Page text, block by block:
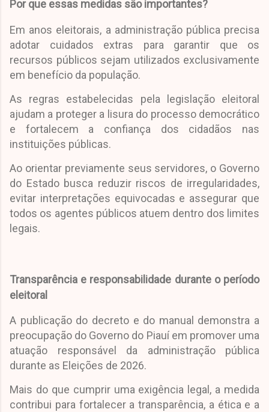
Por que essas medidas são importantes?
Em anos eleitorais, a administração pública precisa
adotar cuidados extras para garantir que os
recursos públicos sejam utilizados exclusivamente
em benefício da população.
As regras estabelecidas pela legislação eleitoral
ajudam a proteger a lisura do processo democrático
e fortalecem a confiança dos cidadãos nas
instituições públicas.
Ao orientar previamente seus servidores, o Governo
do Estado busca reduzir riscos de irregularidades,
evitar interpretações equivocadas e assegurar que
todos os agentes públicos atuem dentro dos limites
legais.
Transparência e responsabilidade durante o período
eleitoral
A publicação do decreto e do manual demonstra a
preocupação do Governo do Piauí em promover uma
atuação responsável da administração pública
durante as Eleições de 2026.
Mais do que cumprir uma exigência legal, a medida
contribui para fortalecer a transparência, a ética e a